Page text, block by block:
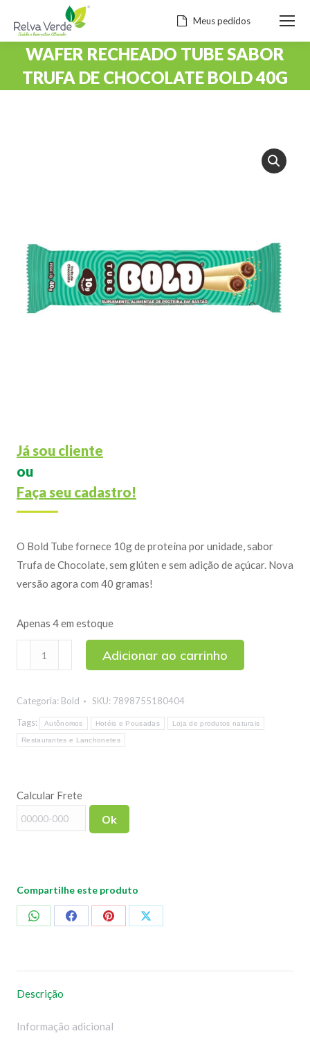
Meus pedidos
WAFER RECHEADO TUBE SABOR
TRUFA DE CHOCOLATE BOLD 40G
Já sou cliente
ou
Faça seu cadastro!
O Bold Tube fornece 10g de proteína por unidade, sabor
Trufa de Chocolate, sem glúten e sem adição de açúcar. Nova
versão agora com 40 gramas!
Apenas 4 em estoque
Recheado
Sabor
Trufa
de
40g
quantidade
Adicionar ao carrinho
Categoria: Bold SKU: 7898755180404
Tags:
Autônomos Hotéis e Pousadas Loja de produtos naturais
Restaurantes e Lanchonetes
Calcular Frete
Ok
Compartilhe este produto
CompartilharCompartilharCompartilharCompartilhar
Descrição
Informação adicional